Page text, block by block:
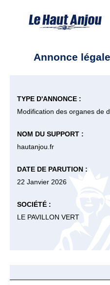
Annonce
TYPE D'ANNONCE :
Modification des organes de
NOM DU SUPPORT :
hautanjou.fr
DATE DE PARUTION :
22 Janvier 2026
SOCIÉTÉ :
LE PAVILLON VERT